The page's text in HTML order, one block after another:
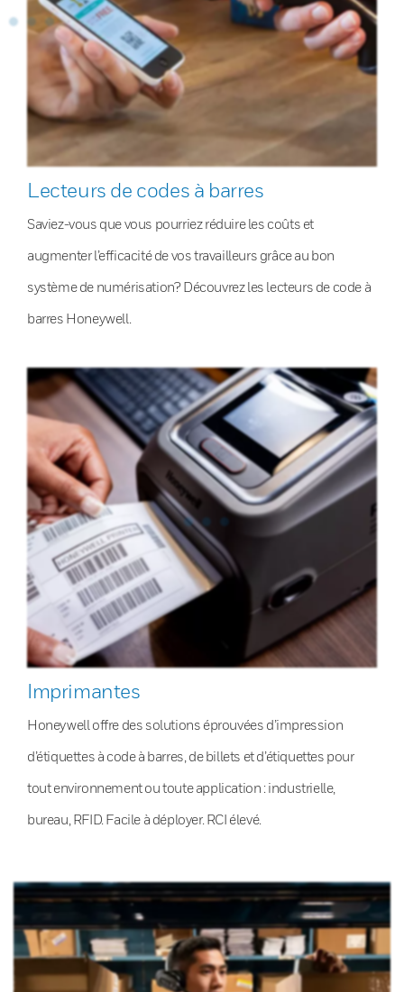
Lecteurs de codes à barres
Saviez-vous que vous pourriez réduire les coûts et
augmenter l’efficacité de vos travailleurs grâce au bon
système de numérisation? Découvrez les lecteurs de code à
barres Honeywell.
Imprimantes
Honeywell offre des solutions éprouvées d’impression
d’étiquettes à code à barres, de billets et d’étiquettes pour
tout environnement ou toute application : industrielle,
bureau, RFID. Facile à déployer. RCI élevé.